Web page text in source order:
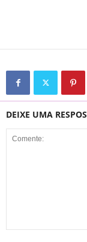
DEIXE UMA